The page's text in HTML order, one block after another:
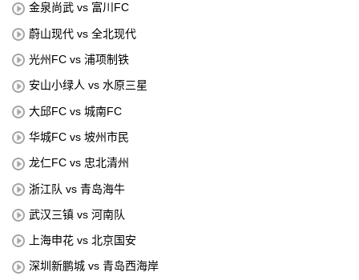
金泉尚武 vs 富川FC
蔚山现代 vs 全北现代
光州FC vs 浦项制铁
安山小绿人 vs 水原三星
大邱FC vs 城南FC
华城FC vs 坡州市民
龙仁FC vs 忠北清州
浙江队 vs 青岛海牛
武汉三镇 vs 河南队
上海申花 vs 北京国安
深圳新鹏城 vs 青岛西海岸